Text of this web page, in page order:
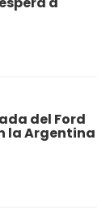
del Ford
la Argentina